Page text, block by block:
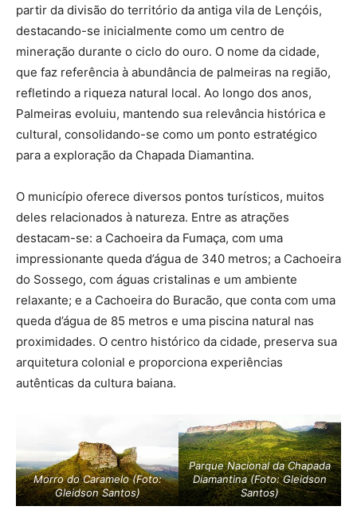
partir da divisão do território da antiga vila de Lençóis,
destacando-se inicialmente como um centro de
mineração durante o ciclo do ouro. O nome da cidade,
que faz referência à abundância de palmeiras na região,
refletindo a riqueza natural local. Ao longo dos anos,
Palmeiras evoluiu, mantendo sua relevância histórica e
cultural, consolidando-se como um ponto estratégico
para a exploração da Chapada Diamantina.
O município oferece diversos pontos turísticos, muitos
deles relacionados à natureza. Entre as atrações
destacam-se: a Cachoeira da Fumaça, com uma
impressionante queda d’água de 340 metros; a Cachoeira
do Sossego, com águas cristalinas e um ambiente
relaxante; e a Cachoeira do Buracão, que conta com uma
queda d’água de 85 metros e uma piscina natural nas
proximidades. O centro histórico da cidade, preserva sua
arquitetura colonial e proporciona experiências
autênticas da cultura baiana.
Morro do Caramelo (Foto:
Gleidson Santos)
Parque Nacional da Chapada
Diamantina (Foto: Gleidson
Santos)